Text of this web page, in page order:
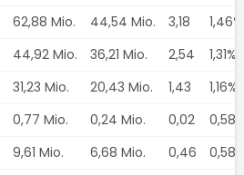
62,88 Mio. 44,54 Mio. 3,18
1,46%
44,92 Mio. 36,21 Mio. 2,54
1,31%
31,23 Mio. 20,43 Mio. 1,43
1,16%
0,77 Mio. 0,24 Mio. 0,02
9,61 Mio. 6,68 Mio. 0,46